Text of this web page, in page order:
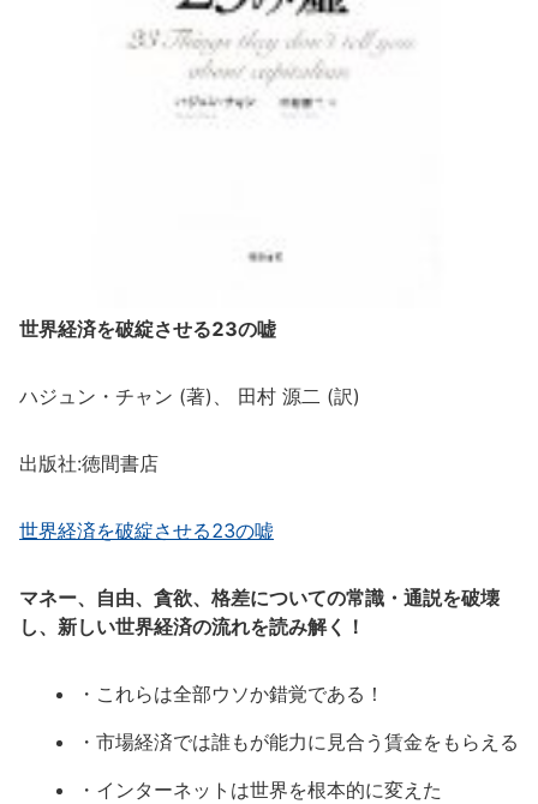
世界経済を破綻させる23の嘘
ハジュン・チャン (著)、 田村 源二 (訳)
出版社:徳間書店
世界経済を破綻させる23の嘘
マネー、自由、貪欲、格差についての常識・通説を破壊
し、新しい世界経済の流れを読み解く！
・これらは全部ウソか錯覚である！
・市場経済では誰もが能力に見合う賃金をもらえる
・インターネットは世界を根本的に変えた